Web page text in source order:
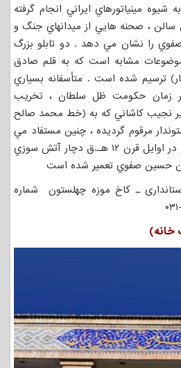
مينياتورهاي ايراني انجام گرفته
سالن ، صحنه هايي از ميدانهاي جنگ و
را نشان مي دهد . دو تابلو بزرگ
موضوعات مشابه است که به قلم صادق
ترسيم شده است . متأسفانه بسياري
زمان حکومت ظل سلطان ، تخريب
نجيب کاشاني كه به (خط محمد صالح
مرقوم گرديده ، چنين مستفاد مي
گردد كه اين عمارت بي نظير در اوايل قرن ۱۲ هـ.ق دچار آتش سوزي
حسين صفوي تعمير شده است
ـ کاخ موزه چهلستون شماره
خانه)